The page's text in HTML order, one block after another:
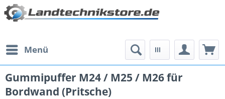
Menü
Gummipuffer M24 / M25 / M26 für
Bordwand (Pritsche)